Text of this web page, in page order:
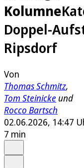
Kolumne
Doppel-
Ripsdorf
Von
Thomas Schmitz,
Tom Steinicke und
Rocco Bartsch
02.06.2026, 14:47
7 min